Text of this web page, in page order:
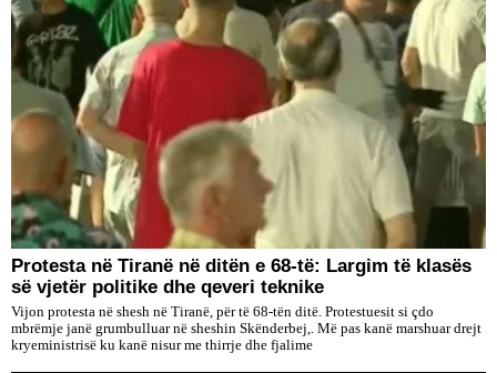
Protesta në Tiranë në ditën e 68-të: Largim të klasës
së vjetër politike dhe qeveri teknike
Vijon protesta në shesh në Tiranë, për të 68-tën ditë. Protestuesit si çdo
mbrëmje janë grumbulluar në sheshin Skënderbej,. Më pas kanë marshuar drejt
kryeministrisë ku kanë nisur me thirrje dhe fjalime